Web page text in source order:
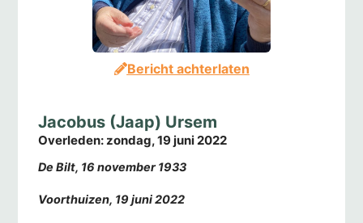
Bericht achterlaten
Jacobus (Jaap) Ursem
Overleden:zondag, 19 juni 2022
De Bilt, 16 november 1933
Voorthuizen, 19 juni 2022